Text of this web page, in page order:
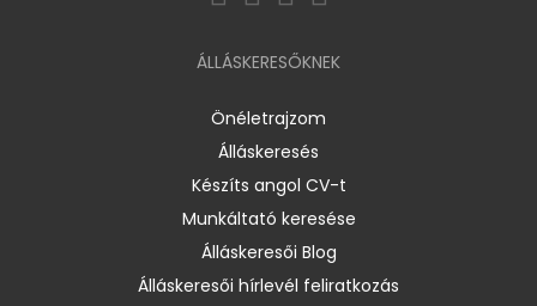
ÁLLÁSKERESŐKNEK
Önéletrajzom
Álláskeresés
Készíts angol CV-t
Munkáltató keresése
Álláskeresői Blog
Álláskeresői hírlevél feliratkozás